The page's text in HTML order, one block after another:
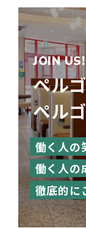
JOIN US!
ペル
ペル
働く人の
働く人の
徹底的に